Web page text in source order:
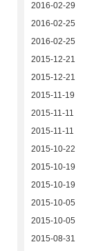
2016-02-29
2016-02-25
2016-02-25
2015-12-21
2015-12-21
2015-11-19
2015-11-11
2015-11-11
2015-10-22
2015-10-19
2015-10-19
2015-10-05
2015-10-05
2015-08-31